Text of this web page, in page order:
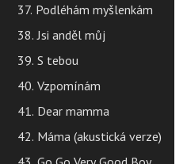
37. Podléhám myšlenkám
38. Jsi anděl můj
39. S tebou
40. Vzpomínám
41. Dear mamma
42. Máma (akustická verze)